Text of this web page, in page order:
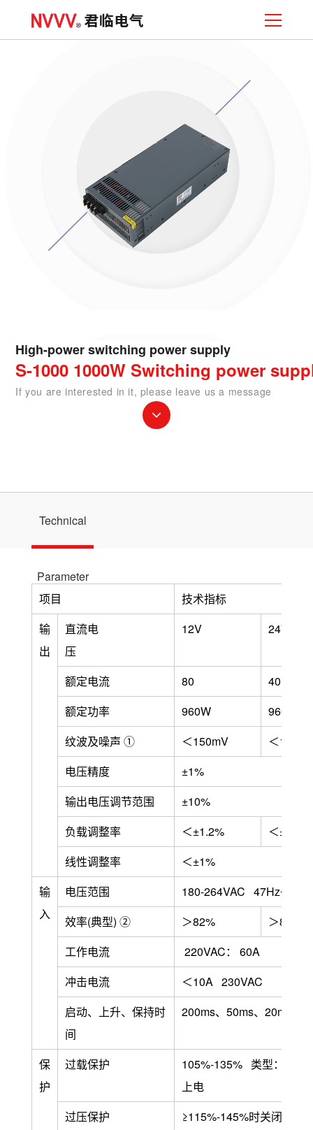
High-power switching power supply
S-1000 1000W Switching power
If you are interested in it, please leave us a message
Technical
Parameter
项目
技术指标
输
出
直流电
压
12V 24V
额定电流 80
40
额定功率
960W
960W
纹波及噪声 ①
＜150mV
＜
电压精度
±1%
输出电压调节范围
±10%
负载调整率
＜±1.2% ＜±
线性调整率
＜±1%
输
入
电压范围
180-264VAC 47Hz～
效率(典型) ② ＞82%
＞84%
工作电流
220VAC： 60A
冲击电流
＜10A 230VAC
启动、上升、保持时
间
200ms、50ms、20ms
保
护
过载保护
105%-135% 类型：恒流
上电
过压保护
≥115%-145%时关闭输出